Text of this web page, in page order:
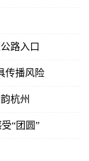
路入口
传播风险
杭州
“团圆”